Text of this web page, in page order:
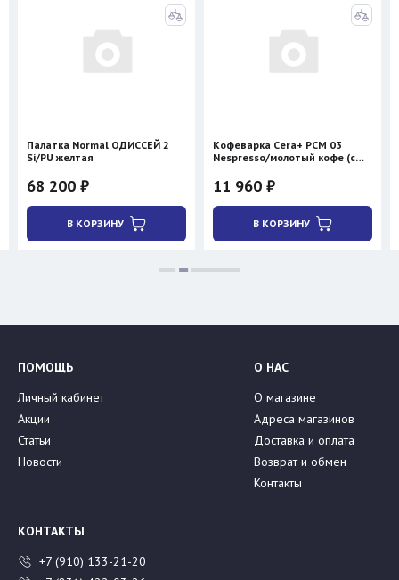
Палатка Normal ОДИССЕЙ 2
Si/PU желтая
68 200 ₽
В КОРЗИНУ
Кофеварка Cera+ PCM 03
Nespresso/молотый кофе (с
нагревом)
11 960 ₽
В КОРЗИНУ
ПОМОЩЬ
Личный кабинет
Акции
Статьи
Новости
О НАС
О магазине
Адреса магазинов
Доставка и оплата
Возврат и обмен
Контакты
КОНТАКТЫ
+7 (910) 133-21-20